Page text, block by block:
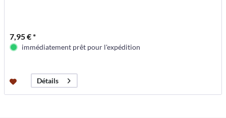
7,95 € *
immédiatement prêt pour l'expédition
Détails